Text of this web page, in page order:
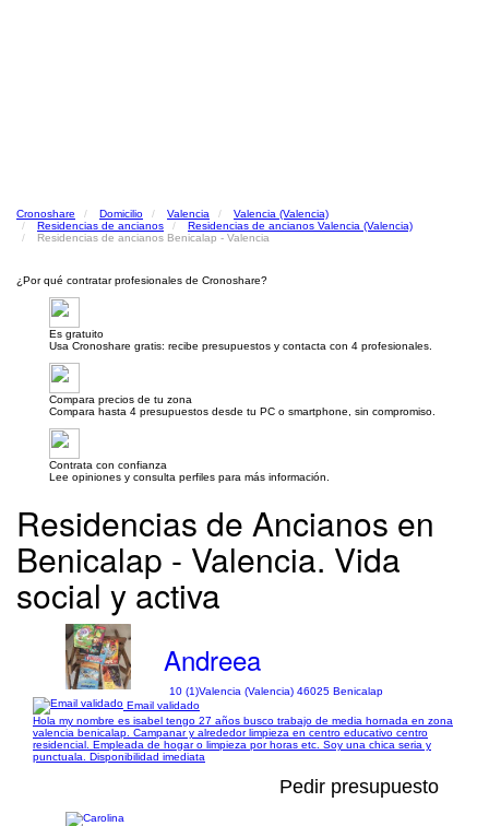
Cronoshare Domicilio Valencia
Valencia (Valencia)
Residencias de ancianos
Residencias de ancianos Valencia (Valencia)
Residencias de ancianos Benicalap - Valencia
¿Por qué contratar profesionales de Cronoshare?
Es gratuito
Usa Cronoshare gratis: recibe presupuestos y contacta con 4 profesionales.
Compara precios de tu zona
Compara hasta 4 presupuestos desde tu PC o smartphone, sin compromiso.
Contrata con confianza
Lee opiniones y consulta perfiles para más información.
Residencias de Ancianos en
Benicalap - Valencia. Vida
social y activa
Andreea
10 (1)Valencia (Valencia) 46025 Benicalap
Email validado
Hola my nombre es isabel tengo 27 años busco trabajo de media hornada en zona
valencia benicalap. Campanar y alrededor limpieza en centro educativo centro
residencial. Empleada de hogar o limpieza por horas etc. Soy una chica seria y
punctuala. Disponibilidad imediata
Pedir presupuesto